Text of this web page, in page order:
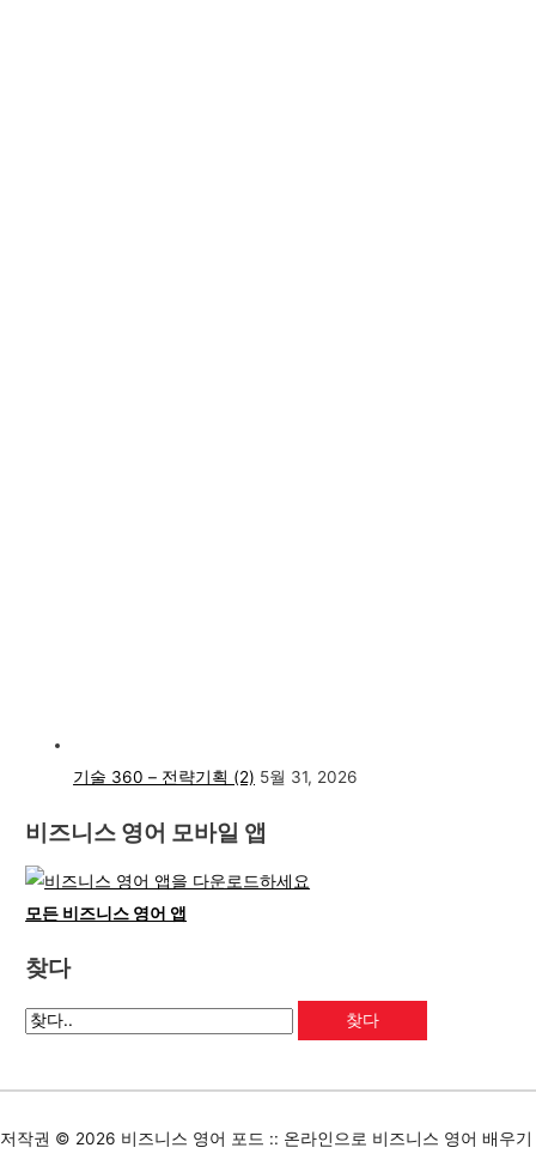
기술 360 – 전략기획 (2) 5월 31, 2026
비즈니스 영어 모바일 앱
모든 비즈니스 영어 앱
찾다
저작권 © 2026 비즈니스 영어 포드 :: 온라인으로 비즈니스 영어 배우기